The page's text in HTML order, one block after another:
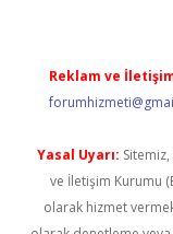
Reklam ve
Yasal Uyarı:
ve İletişim Kurumu
olarak hizmet